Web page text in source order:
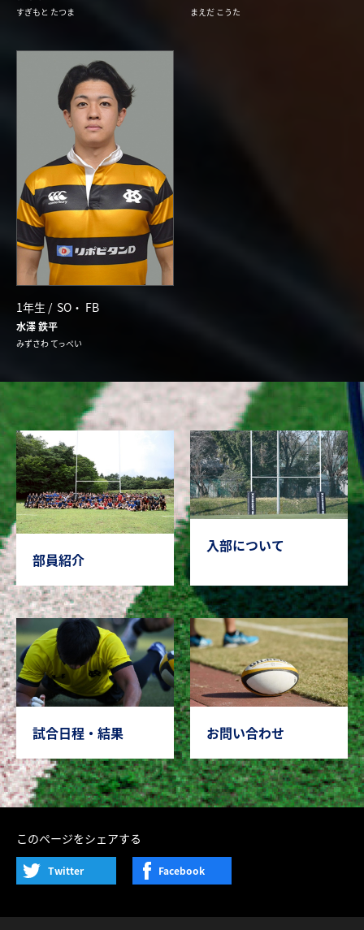
すぎもと たつま まえだ こうた
1年生 / SO FB
水澤 鉄平
みずさわ てっぺい
部員紹介
入部について
試合日程・結果 お問い合わせ
このページをシェアする
Twitter Facebook